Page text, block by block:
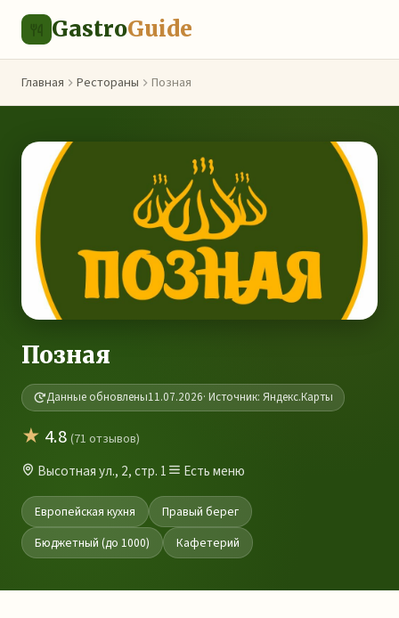
GastroGuide
Главная Рестораны Позная
Позная
Данные обновлены11.07.2026· Источник: Яндекс.Карты
★ 4.8(71 отзывов)
Высотная ул., 2, стр. 1 Есть меню
Европейская кухня
Правый берег
Бюджетный (до 1000)
Кафетерий